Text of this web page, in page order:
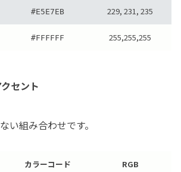
#E5E7EB 229, 231, 235
#FFFFFF 255,255,255
セント
組み合わせです。
カラーコード RGB